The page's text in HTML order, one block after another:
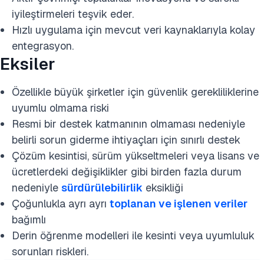
iyileştirmeleri teşvik eder.
Hızlı uygulama için mevcut veri kaynaklarıyla kolay
entegrasyon.
Eksiler
Özellikle büyük şirketler için güvenlik gerekliliklerine
uyumlu olmama riski
Resmi bir destek katmanının olmaması nedeniyle
belirli sorun giderme ihtiyaçları için sınırlı destek
Çözüm kesintisi, sürüm yükseltmeleri veya lisans ve
ücretlerdeki değişiklikler gibi birden fazla durum
nedeniyle sürdürülebilirlik eksikliği
Çoğunlukla ayrı ayrı toplanan ve işlenen veriler
bağımlı
Derin öğrenme modelleri ile kesinti veya uyumluluk
sorunları riskleri.